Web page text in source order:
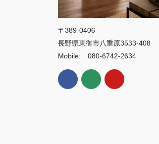
〒389-0406
長野県東御市八重原3533-408
Mobile: 080-6742-2634